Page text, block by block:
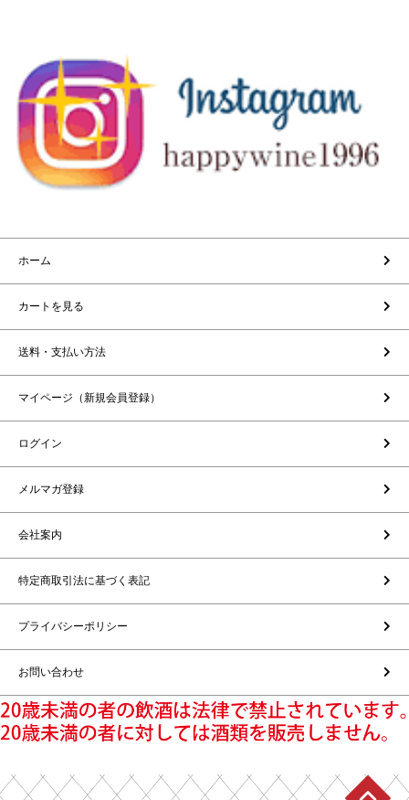
ホーム
カートを見る
送料・支払い方法
マイページ（新規会員登録）
ログイン
メルマガ登録
会社案内
特定商取引法に基づく表記
プライバシーポリシー
お問い合わせ